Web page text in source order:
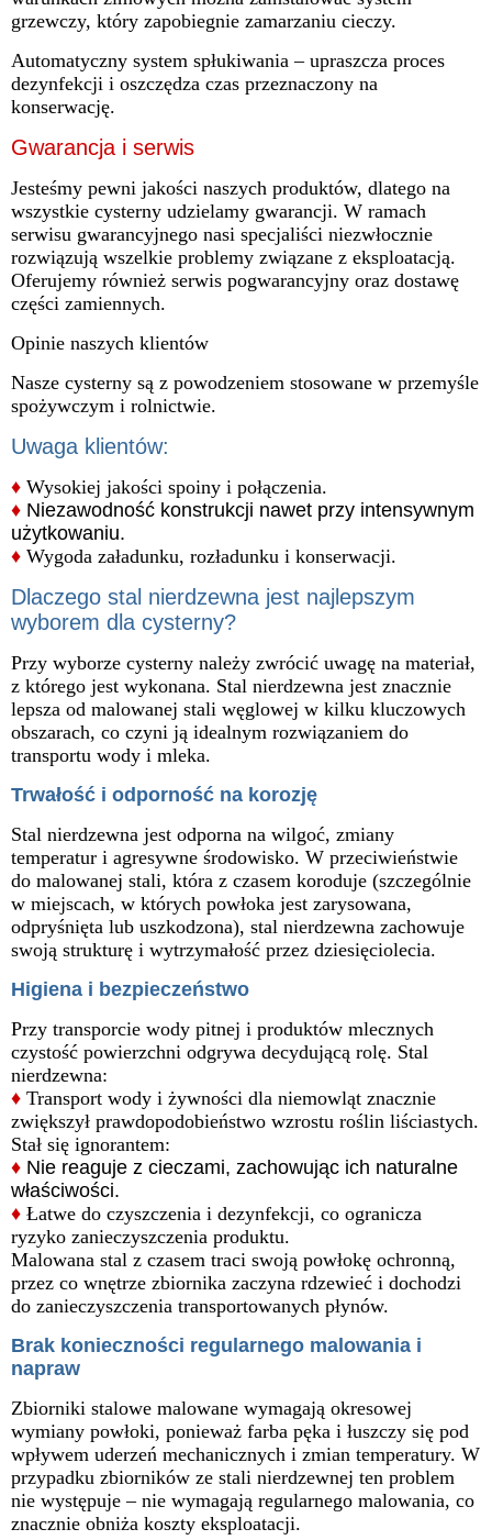
grzewczy, który zapobiegnie zamarzaniu cieczy.
Automatyczny system spłukiwania – upraszcza proces
dezynfekcji i oszczędza czas przeznaczony na
konserwację.
Gwarancja i serwis
Jesteśmy pewni jakości naszych produktów, dlatego na
wszystkie cysterny udzielamy gwarancji. W ramach
serwisu gwarancyjnego nasi specjaliści niezwłocznie
rozwiązują wszelkie problemy związane z eksploatacją.
Oferujemy również serwis pogwarancyjny oraz dostawę
części zamiennych.
Opinie naszych klientów
Nasze cysterny są z powodzeniem stosowane w przemyśle
spożywczym i rolnictwie.
Uwaga klientów:
♦ Wysokiej jakości spoiny i połączenia.
♦ Niezawodność konstrukcji nawet przy intensywnym
użytkowaniu.
♦ Wygoda załadunku, rozładunku i konserwacji.
Dlaczego stal nierdzewna jest najlepszym
wyborem dla cysterny?
Przy wyborze cysterny należy zwrócić uwagę na materiał,
z którego jest wykonana. Stal nierdzewna jest znacznie
lepsza od malowanej stali węglowej w kilku kluczowych
obszarach, co czyni ją idealnym rozwiązaniem do
transportu wody i mleka.
Trwałość i odporność na korozję
Stal nierdzewna jest odporna na wilgoć, zmiany
temperatur i agresywne środowisko. W przeciwieństwie
do malowanej stali, która z czasem koroduje (szczególnie
w miejscach, w których powłoka jest zarysowana,
odpryśnięta lub uszkodzona), stal nierdzewna zachowuje
swoją strukturę i wytrzymałość przez dziesięciolecia.
Higiena i bezpieczeństwo
Przy transporcie wody pitnej i produktów mlecznych
czystość powierzchni odgrywa decydującą rolę. Stal
nierdzewna:
♦ Transport wody i żywności dla niemowląt znacznie
zwiększył prawdopodobieństwo wzrostu roślin liściastych.
Stał się ignorantem:
♦ Nie reaguje z cieczami, zachowując ich naturalne
właściwości.
♦ Łatwe do czyszczenia i dezynfekcji, co ogranicza
ryzyko zanieczyszczenia produktu.
Malowana stal z czasem traci swoją powłokę ochronną,
przez co wnętrze zbiornika zaczyna rdzewieć i dochodzi
do zanieczyszczenia transportowanych płynów.
Brak konieczności regularnego malowania i
napraw
Zbiorniki stalowe malowane wymagają okresowej
wymiany powłoki, ponieważ farba pęka i łuszczy się pod
wpływem uderzeń mechanicznych i zmian temperatury. W
przypadku zbiorników ze stali nierdzewnej ten problem
nie występuje – nie wymagają regularnego malowania, co
znacznie obniża koszty eksploatacji.